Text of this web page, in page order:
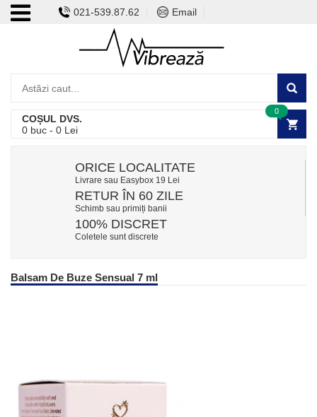
021-539.87.62 Email
COȘUL DVS.
0 buc - 0 Lei
0
ORICE LOCALITATE
Livrare sau Easybox 19 Lei
RETUR ÎN 60 ZILE
Schimb sau primiți banii
100% DISCRET
Coletele sunt discrete
Balsam De Buze Sensual 7 ml